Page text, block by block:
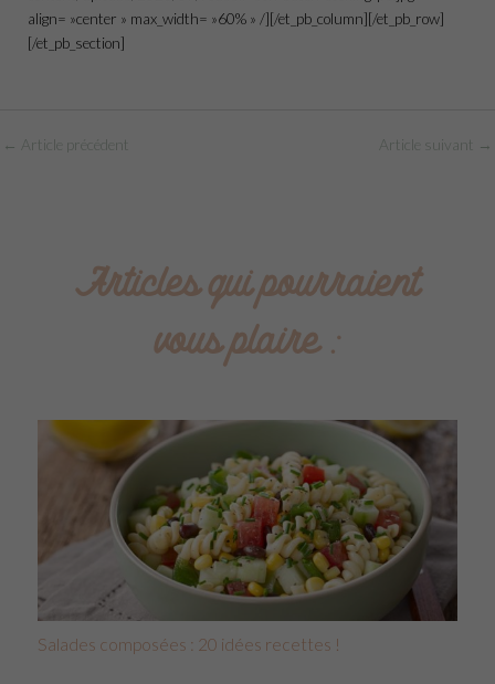
align= »center » max_width= »60% » /][/et_pb_column][/et_pb_row]
[/et_pb_section]
← Article précédent Article suivant →
Articles qui pourraient
vous plaire :
Salades composées : 20 idées recettes !